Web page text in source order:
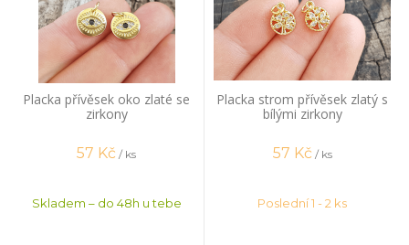
Placka přívěsek oko zlaté se
zirkony
57 Kč / ks
Skladem – do 48h u tebe
Placka strom přívěsek zlatý s
bílými zirkony
57 Kč / ks
Poslední 1 - 2 ks